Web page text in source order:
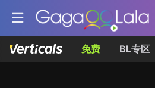
免费 BL专区